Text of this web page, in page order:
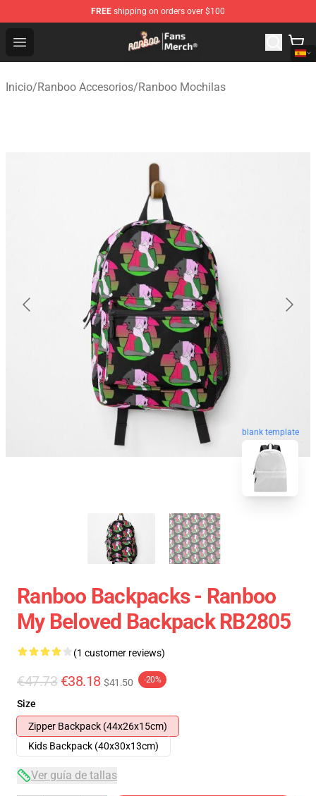
FREE shipping on orders over $100
Open menu
Ranboo Store - Official Ranboo Merchandise Shop
Inicio/Ranboo Accesorios/Ranboo Mochilas
blank template
Ranboo Backpacks - Ranboo
My Beloved Backpack RB2805
(1 customer reviews)
€47.73 €38.18 $41.50 -20%
Size
Zipper Backpack (44x26x15cm)
Kids Backpack (40x30x13cm)
Ver guía de tallas